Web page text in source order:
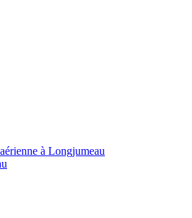
à Longjumeau